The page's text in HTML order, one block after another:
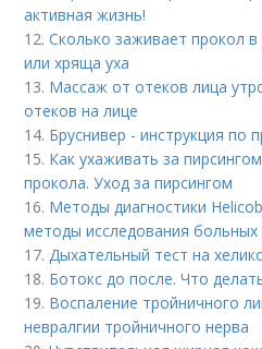
активная жизнь!
12.Сколько заживает прокол
или хряща уха
13. Массаж от отеков лица
отеков на лице
14. Бруснивер - инструкция по
15. Как ухаживать за
прокола. Уход за пирсингом
16. Методы диагностики
методы исследования
17.Дыхательный тест на
18. Ботокс до после. Что
19. Воспаление тройничного
невралгии тройничного нерва